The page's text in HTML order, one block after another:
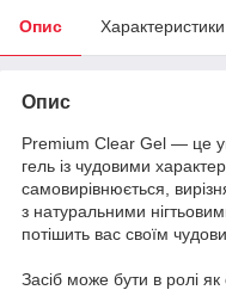
Опис Характеристики
Опис
Premium Clear Gel — це
гель із чудовими
самовирівнюється,
з натуральними
потішить вас своїм
Засіб може бути в ролі